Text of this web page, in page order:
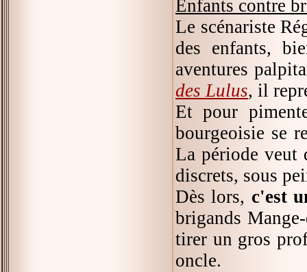
Enfants contre
Le scénariste
des enfants,
aventures
des Lulus, il
Et pour
bourgeoisie se
La période veut
discrets, sous
Dès lors, c'est
brigands
tirer un gros
oncle.